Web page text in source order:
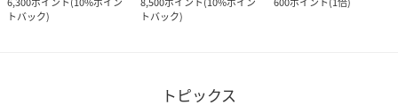
トバック)
トバック)
トピックス